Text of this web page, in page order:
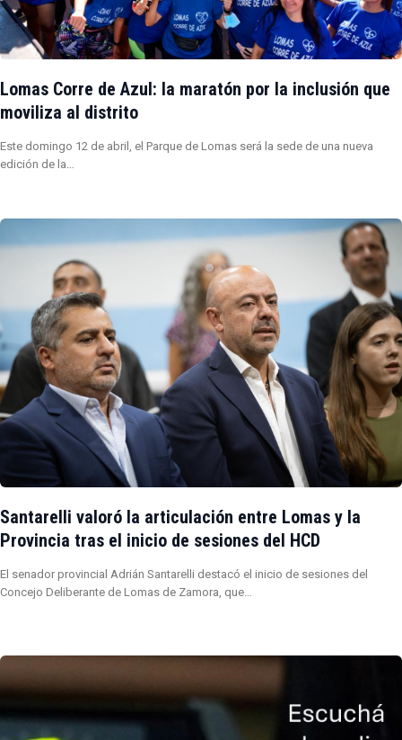
Lomas Corre de Azul: la maratón por la inclusión que
moviliza al distrito
Este domingo 12 de abril, el Parque de Lomas será la sede de una nueva
edición de la…
Santarelli valoró la articulación entre Lomas y la
Provincia tras el inicio de sesiones del HCD
El senador provincial Adrián Santarelli destacó el inicio de sesiones del
Concejo Deliberante de Lomas de Zamora, que…